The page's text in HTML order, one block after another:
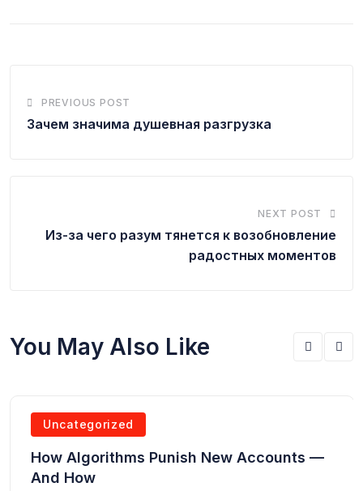
PREVIOUS POST
Зачем значима душевная разгрузка
NEXT POST
Из-за чего разум тянется к возобновление
радостных моментов
You May Also Like
Uncategorized
How Algorithms Punish New Accounts —
And How